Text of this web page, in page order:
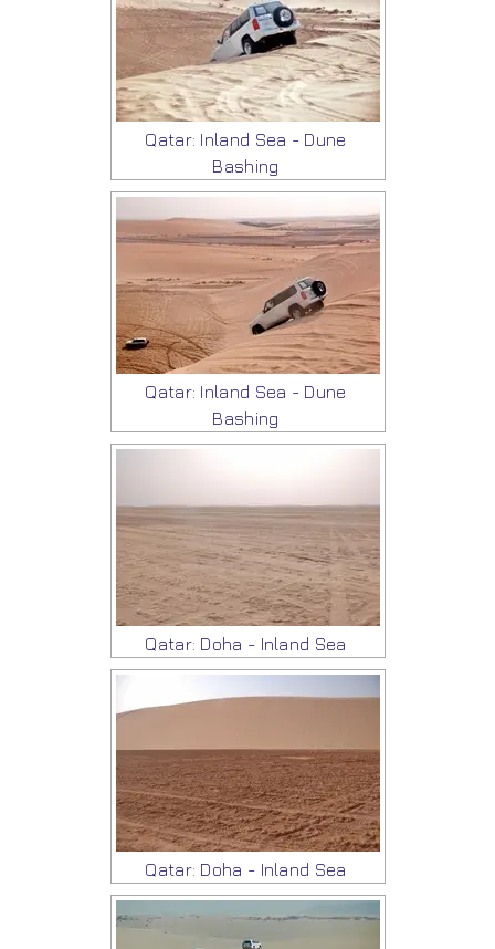
Qatar: Inland Sea - Dune
Bashing
Qatar: Inland Sea - Dune
Bashing
Qatar: Doha - Inland Sea
Qatar: Doha - Inland Sea